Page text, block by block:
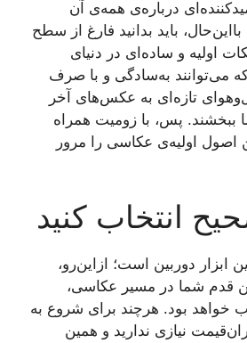
درباره‌ی همه‌ی آن
باید بدانید فارغ از سطح
اولیه و ساده‌ای در دنیای
می‌توانند به‌سادگی و با صرف
تازه‌ای به عکس‌های آخر
پس، با زومیت همراه
از این اصول اولیه‌ی عکاسی را مرور
ابزار دوربین است؛ ازاین‌رو،
قدم شما در مسیر عکاسی،
خواهد بود. هرچند برای شروع به
نیازی ندارید و همین